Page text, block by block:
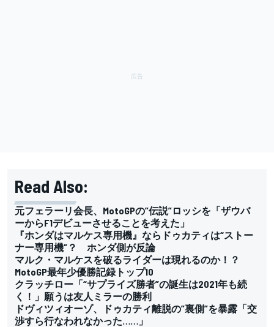
Read Also:
元フェラーリ会長、MotoGPの”伝説”ロッシを「ザウバ
ーからF1デビューさせることを考えた」
『ホンダはマルケス専用機』ならドゥカティは“ストー
ナー専用機”？ ホンダ側が反論
マルク・マルケスを破るライダーは現れるのか！？
MotoGP最年少優勝記録トップ10
クラッチロー「“サプライズ勝者”の誕生は2021年も続
く！」願うは友人ミラーの勝利
ドヴィツィオーゾ、ドゥカティ離脱の”裏側”を暴露「交
渉すら行なわれなかった……」